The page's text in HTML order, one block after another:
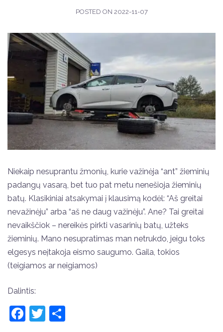
POSTED ON 2022-11-07
Niekaip nesuprantu žmonių, kurie važinėja “ant” žieminių
padangų vasarą, bet tuo pat metu nenešioja žieminių
batų. Klasikiniai atsakymai į klausimą kodėl: “Aš greitai
nevažinėju” arba “aš ne daug važinėju”. Ane? Tai greitai
nevaikščiok – nereikės pirkti vasarinių batų, užteks
žieminių. Mano nesupratimas man netrukdo, jeigu toks
elgesys neįtakoja eismo saugumo. Gaila, tokios
(teigiamos ar neigiamos)
Dalintis:
Facebook
Twitter